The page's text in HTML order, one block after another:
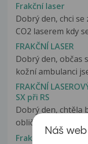
Frakční laser
Dobrý den, chci
CO2 laserem kdy
FRAKČNÍ LASER
Dobrý den, občas
kožní ambulanci
FRAKČNÍ
SX při RS
Dobrý den, chtěla
obličeje zvaný
Fraktura
Náš